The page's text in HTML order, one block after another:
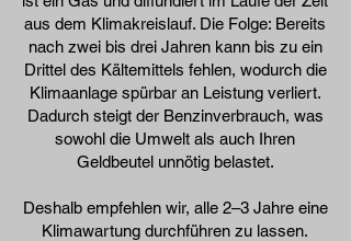
aus dem Klimakreislauf. Die Folge: Bereits
nach zwei bis drei Jahren kann bis zu ein
Drittel des Kältemittels fehlen, wodurch die
Klimaanlage spürbar an Leistung verliert.
Dadurch steigt der Benzinverbrauch, was
sowohl die Umwelt als auch Ihren
Geldbeutel unnötig belastet.
Deshalb empfehlen wir, alle 2–3 Jahre eine
Klimawartung durchführen zu lassen.